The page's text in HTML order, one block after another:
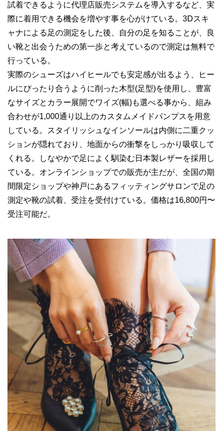
試着できるように代理店販売システムを導入するなど、実
際に着用できる機会を増やす事を心がけている。3Dスキ
ャナによる足の測定をした後、自分の足を知ることが、良
い靴と出会うための第一歩と考えているので測定は無料で
行っている。
実際のシューズはハイヒールでも安定感が出るよう、ヒー
ルにぴったり合うように削った木型(足型)を使用し、豊富
なサイズとカラー展開でワイズ(幅)も選べる事から、組み
合わせが1,000通り以上のカスタムメイドパンプスを用意
している。スタイリッシュなインソールは内側に二重クッ
ションが隠れており、地面からの衝撃をしっかり吸収して
くれる。しなやかで足によく馴染む日本製レザーを採用し
ている。オンラインショップでの販売が主だが、全国の期
間限定ショップや神戸にあるフィッティングサロンで足の
測定や靴の試着、受注を受付けている。価格は16,800円〜
受注可能だ。